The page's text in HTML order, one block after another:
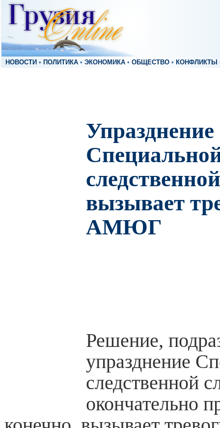
НОВОСТИ • ПОЛИТИКА • ЭКОНОМИКА • ОБЩЕСТВО • КОНФЛИКТЫ
Упразднение
вызывает
АМЮГ
Решение,
упразднение
следственной
окончательно